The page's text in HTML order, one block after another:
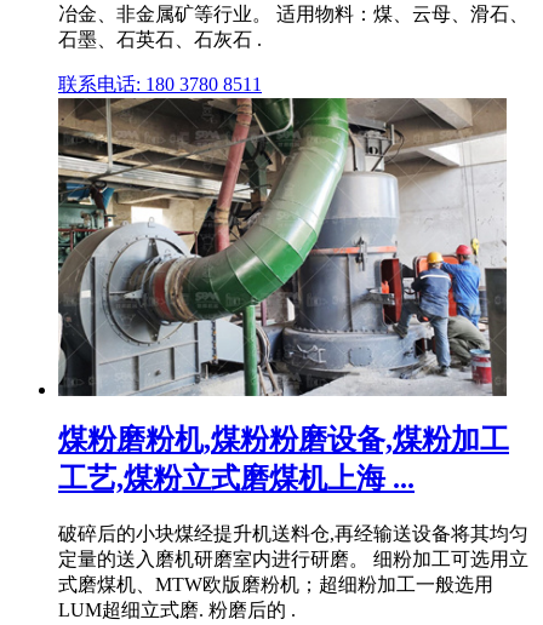
冶金、非金属矿等行业。 适用物料：煤、云母、滑石、
石墨、石英石、石灰石 .
联系电话: 180 3780 8511
煤粉磨粉机,煤粉粉磨设备,煤粉加工
工艺,煤粉立式磨煤机上海 ...
破碎后的小块煤经提升机送料仓,再经输送设备将其均匀
定量的送入磨机研磨室内进行研磨。 细粉加工可选用立
式磨煤机、MTW欧版磨粉机；超细粉加工一般选用
LUM超细立式磨. 粉磨后的 .